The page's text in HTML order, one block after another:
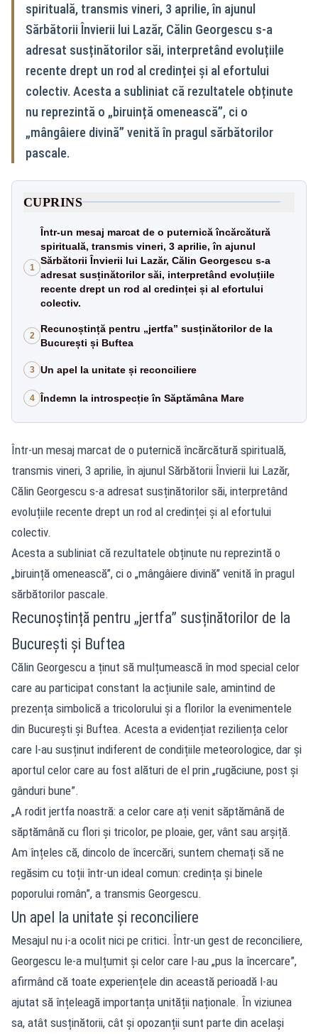
spirituală, transmis vineri, 3 aprilie, în ajunul
Sărbătorii Învierii lui Lazăr, Călin Georgescu s-a
adresat susținătorilor săi, interpretând evoluțiile
recente drept un rod al credinței și al efortului
colectiv. Acesta a subliniat că rezultatele obținute
nu reprezintă o „biruință omenească”, ci o
„mângâiere divină” venită în pragul sărbătorilor
pascale.
CUPRINS
1
Într-un mesaj marcat de o puternică încărcătură
spirituală, transmis vineri, 3 aprilie, în ajunul
Sărbătorii Învierii lui Lazăr, Călin Georgescu s-a
adresat susținătorilor săi, interpretând evoluțiile
recente drept un rod al credinței și al efortului
colectiv.
2
Recunoștință pentru „jertfa” susținătorilor de la
București și Buftea
3 Un apel la unitate și reconciliere
4 Îndemn la introspecție în Săptămâna Mare
Într-un mesaj marcat de o puternică încărcătură spirituală,
transmis vineri, 3 aprilie, în ajunul Sărbătorii Învierii lui Lazăr,
Călin Georgescu s-a adresat susținătorilor săi, interpretând
evoluțiile recente drept un rod al credinței și al efortului
colectiv.
Acesta a subliniat că rezultatele obținute nu reprezintă o
„biruință omenească”, ci o „mângâiere divină” venită în pragul
sărbătorilor pascale.
Recunoștință pentru „jertfa” susținătorilor de la
București și Buftea
Călin Georgescu a ținut să mulțumească în mod special celor
care au participat constant la acțiunile sale, amintind de
prezența simbolică a tricolorului și a florilor la evenimentele
din București și Buftea. Acesta a evidențiat reziliența celor
care l-au susținut indiferent de condițiile meteorologice, dar și
aportul celor care au fost alături de el prin „rugăciune, post și
gânduri bune”.
„A rodit jertfa noastră: a celor care ați venit săptămână de
săptămână cu flori și tricolor, pe ploaie, ger, vânt sau arșiță.
Am înțeles că, dincolo de încercări, suntem chemați să ne
regăsim cu toții într-un ideal comun: credința și binele
poporului român”, a transmis Georgescu.
Un apel la unitate și reconciliere
Mesajul nu i-a ocolit nici pe critici. Într-un gest de reconciliere,
Georgescu le-a mulțumit și celor care l-au „pus la încercare”,
afirmând că toate experiențele din această perioadă l-au
ajutat să înțeleagă importanța unității naționale. În viziunea
sa, atât susținătorii, cât și opozanții sunt parte din același